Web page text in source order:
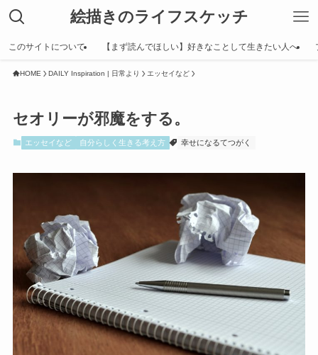
絵描きのライフスケッチ
このサイトについて 【まず読んでほしい】好きなことして生きたい人へ
HOME DAILY Inspiration | 日常より エッセイなど
セオリーが邪魔をする。
エッセイなど 自分らしく生きる考え方 幸せになるてつがく